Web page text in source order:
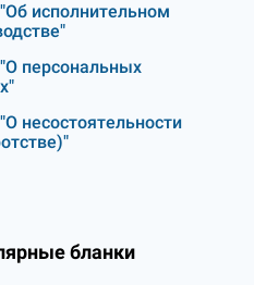
исполнительном
персональных
несостоятельности
бланки